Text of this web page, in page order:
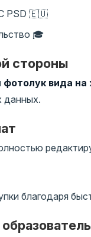
PSD 🇪🇺
🎓
стороны
фотолук вида на
данных.
благодаря